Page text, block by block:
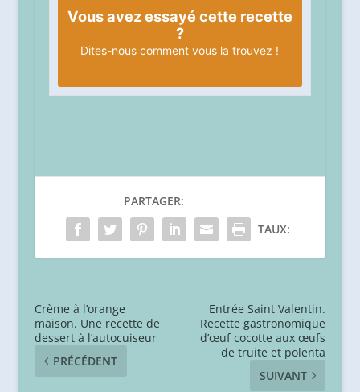
Vous avez essayé cette recette
?
Dites-nous comment vous la trouvez !
PARTAGER:
TAUX:
Crème à l’orange
maison. Une recette de
dessert à l’autocuiseur
PRÉCÉDENT
Entrée Saint Valentin.
Recette gastronomique
d’œuf cocotte aux œufs
de truite et polenta
SUIVANT